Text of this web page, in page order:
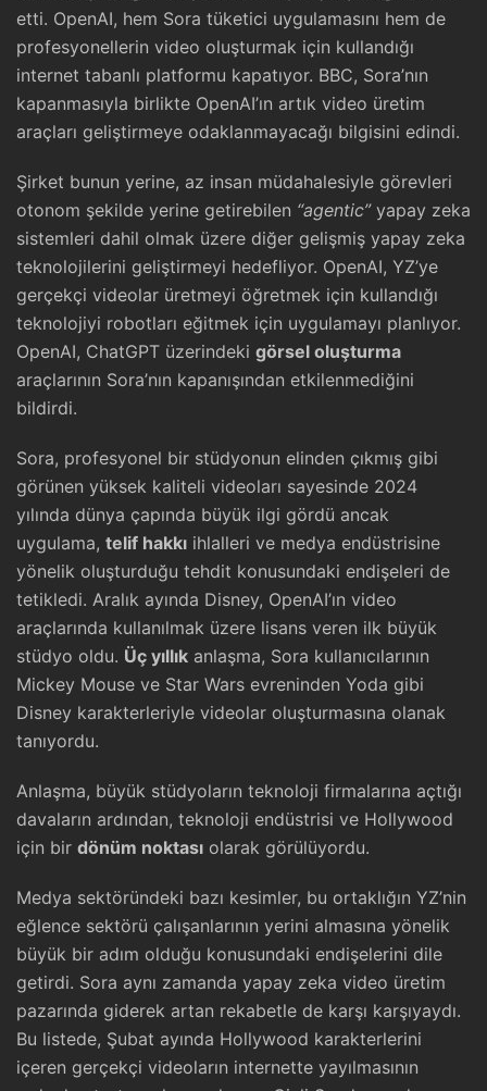
etti. OpenAI, hem Sora tüketici uygulamasını hem de
profesyonellerin video oluşturmak için kullandığı
internet tabanlı platformu kapatıyor. BBC, Sora’nın
kapanmasıyla birlikte OpenAI’ın artık video üretim
araçları geliştirmeye odaklanmayacağı bilgisini edindi.
Şirket bunun yerine, az insan müdahalesiyle görevleri
otonom şekilde yerine getirebilen “agentic”yapay zeka
sistemleri dahil olmak üzere diğer gelişmiş yapay zeka
teknolojilerini geliştirmeyi hedefliyor. OpenAI, YZ’ye
gerçekçi videolar üretmeyi öğretmek için kullandığı
teknolojiyi robotları eğitmek için uygulamayı planlıyor.
OpenAI, ChatGPT üzerindeki görsel oluşturma
araçlarının Sora’nın kapanışından etkilenmediğini
bildirdi.
Sora, profesyonel bir stüdyonun elinden çıkmış gibi
görünen yüksek kaliteli videoları sayesinde 2024
yılında dünya çapında büyük ilgi gördü ancak
uygulama, telif hakkı ihlalleri ve medya endüstrisine
yönelik oluşturduğu tehdit konusundaki endişeleri de
tetikledi. Aralık ayında Disney, OpenAI’ın video
araçlarında kullanılmak üzere lisans veren ilk büyük
stüdyo oldu. Üç yıllık anlaşma, Sora kullanıcılarının
Mickey Mouse ve Star Wars evreninden Yoda gibi
Disney karakterleriyle videolar oluşturmasına olanak
tanıyordu.
Anlaşma, büyük stüdyoların teknoloji firmalarına açtığı
davaların ardından, teknoloji endüstrisi ve Hollywood
için bir dönüm noktası olarak görülüyordu.
Medya sektöründeki bazı kesimler, bu ortaklığın YZ’nin
eğlence sektörü çalışanlarının yerini almasına yönelik
büyük bir adım olduğu konusundaki endişelerini dile
getirdi. Sora aynı zamanda yapay zeka video üretim
pazarında giderek artan rekabetle de karşı karşıyaydı.
Bu listede, Şubat ayında Hollywood karakterlerini
içeren gerçekçi videoların internette yayılmasının